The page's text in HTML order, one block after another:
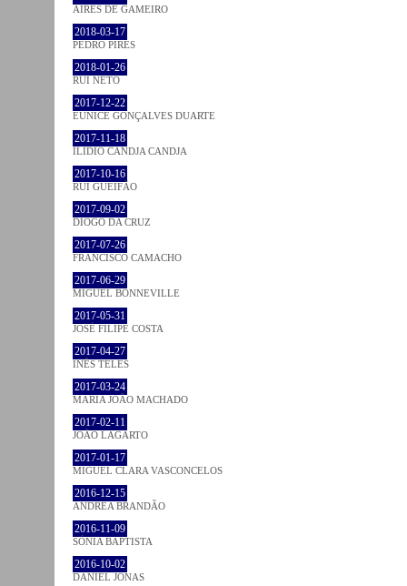
AIRES DE GAMEIRO
2018-03-17
PEDRO PIRES
2018-01-26
RUI NETO
2017-12-22
EUNICE GONÇALVES DUARTE
2017-11-18
ILIDIO CANDJA CANDJA
2017-10-16
RUI GUEIFÃO
2017-09-02
DIOGO DA CRUZ
2017-07-26
FRANCISCO CAMACHO
2017-06-29
MIGUEL BONNEVILLE
2017-05-31
JOSÉ FILIPE COSTA
2017-04-27
INÊS TELES
2017-03-24
MARIA JOÃO MACHADO
2017-02-11
JOÃO LAGARTO
2017-01-17
MIGUEL CLARA VASCONCELOS
2016-12-15
ANDREA BRANDÃO
2016-11-09
SÓNIA BAPTISTA
2016-10-02
DANIEL JONAS